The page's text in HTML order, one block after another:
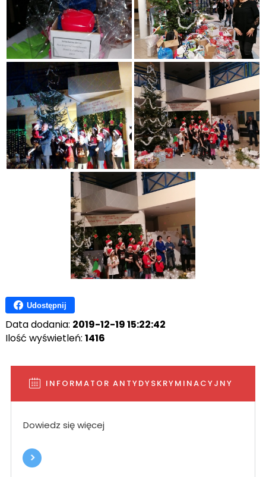
Udostępnij
Data dodania: 2019-12-19 15:22:42
Ilość wyświetleń: 1416
INFORMATOR ANTYDYSKRYMINACYJNY
Dowiedz się więcej